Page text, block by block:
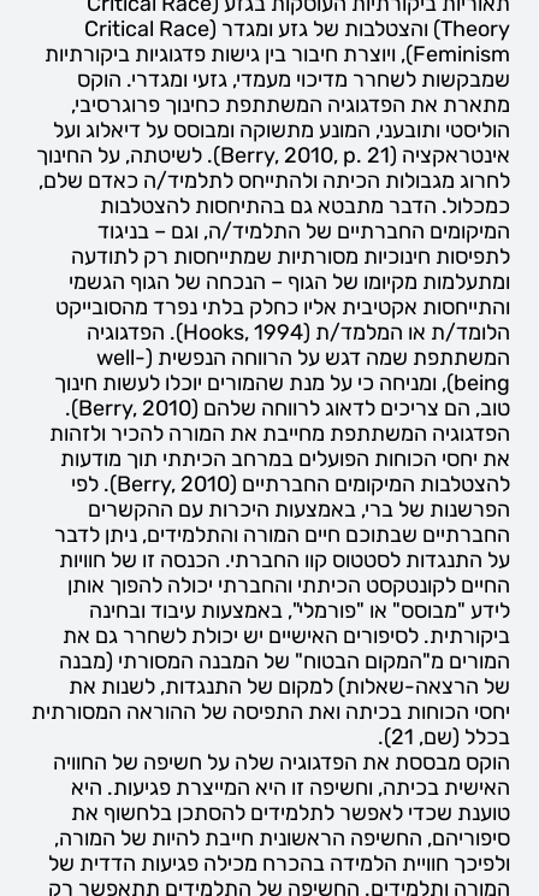
Theory) והצטלבות של גזע ומגדר (Critical Race
Feminism), ויוצרת חיבור בין גישות פדגוגיות ביקורתיות
שמבקשות לשחרר מדיכוי מעמדי, גזעי ומגדרי. הוקס
מתארת את הפדגוגיה המשתתפת כחינוך פרוגרסיבי,
הוליסטי ותובעני, המונע מתשוקה ומבוסס על דיאלוג ועל
אינטראקציה (Berry, 2010, p. 21). לשיטתה, על החינוך
לחרוג מגבולות הכיתה ולהתייחס לתלמיד/ה כאדם שלם,
כמכלול. הדבר מתבטא גם בהתיחסות להצטלבות
המיקומים החברתיים של התלמיד/ה, וגם – בניגוד
לתפיסות חינוכיות מסורתיות שמתייחסות רק לתודעה
ומתעלמות מקיומו של הגוף – הנכחה של הגוף הגשמי
והתייחסות אקטיבית אליו כחלק בלתי נפרד מהסובייקט
הלומד/ת או המלמד/ת (Hooks, 1994). הפדגוגיה
המשתתפת שמה דגש על הרווחה הנפשית (well-
being), ומניחה כי על מנת שהמורים יוכלו לעשות חינוך
טוב, הם צריכים לדאוג לרווחה שלהם (Berry, 2010).
הפדגוגיה המשתתפת מחייבת את המורה להכיר ולזהות
את יחסי הכוחות הפועלים במרחב הכיתתי תוך מודעות
להצטלבות המיקומים החברתיים (Berry, 2010). לפי
הפרשנות של ברי, באמצעות היכרות עם ההקשרים
החברתיים שבתוכם חיים המורה והתלמידים, ניתן לדבר
על התנגדות לסטטוס קוו החברתי. הכנסה זו של חוויות
החיים לקונטקסט הכיתתי והחברתי יכולה להפוך אותן
לידע "מבוסס" או "פורמלי", באמצעות עיבוד ובחינה
ביקורתית. לסיפורים האישיים יש יכולת לשחרר גם את
המורים מ"המקום הבטוח" של המבנה המסורתי (מבנה
של הרצאה-שאלות) למקום של התנגדות, לשנות את
יחסי הכוחות בכיתה ואת התפיסה של ההוראה המסורתית
בכלל (שם, 21).
הוקס מבססת את הפדגוגיה שלה על חשיפה של החוויה
האישית בכיתה, וחשיפה זו היא המייצרת פגיעות. היא
טוענת שכדי לאפשר לתלמידים להסתכן בלחשוף את
סיפוריהם, החשיפה הראשונית חייבת להיות של המורה,
ולפיכך חוויית הלמידה בהכרח מכילה פגיעות הדדית של
המורה ותלמידים. החשיפה של התלמידים תתאפשר רק